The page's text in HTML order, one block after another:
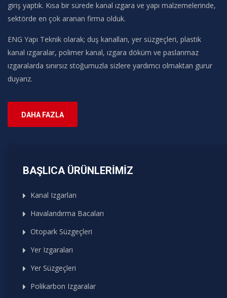
giriş yaptık. Kısa bir sürede kanal ızgara ve yapı malzemelerinde,
sektörde en çok aranan firma olduk.
ENG Yapı Teknik olarak; duş kanalları, yer süzgeçleri, plastik
kanal ızgaralar, polimer kanal, ızgara döküm ve paslanmaz
ızgaralarda sınırsız stoğumuzla sizlere yardımcı olmaktan gurur
duyarız.
DAHA FAZLA
BAŞLICA ÜRÜNLERIMIZ
Kanal Izgarları
Havalandırma Bacaları
Otopark Süzgeçleri
Yer Izgaraları
Yer Süzgeçleri
Polikarbon Izgaralar